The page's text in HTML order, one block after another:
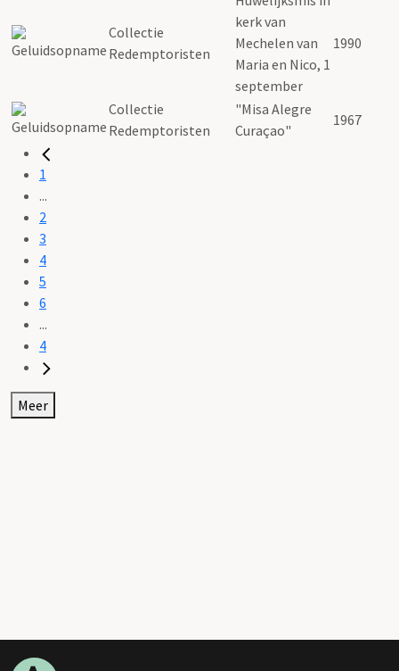
Collectie
Redemptoristen
kerk van
Mechelen van
Maria en Nico, 1
september
1990
Collectie
Redemptoristen
"Misa Alegre
Curaçao"
1967
1
...
2
3
4
5
6
...
4
Meer